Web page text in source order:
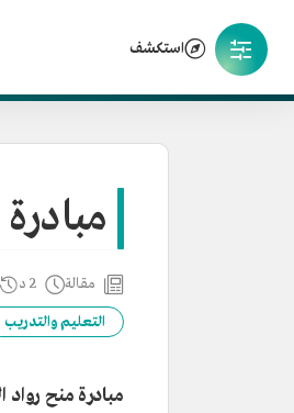
استكشف
مقالة 2 د
التعليم والتدريب
مبادرة منح رواد